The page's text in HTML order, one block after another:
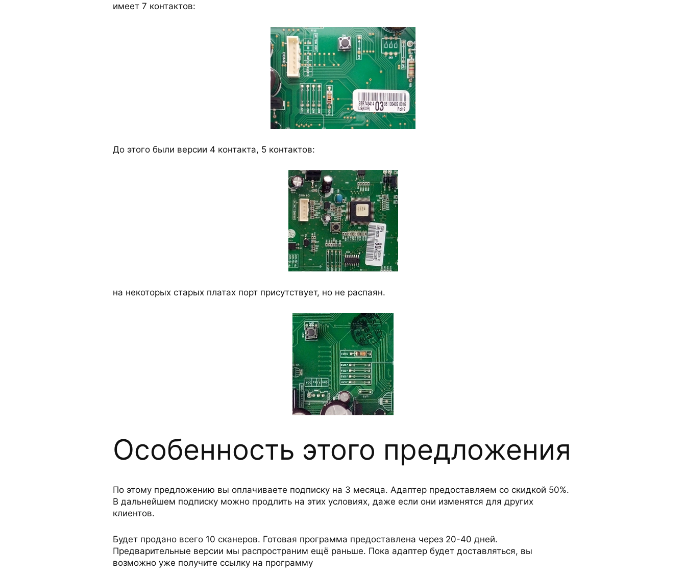
имеет 7 контактов:
До этого были версии 4 контакта, 5 контактов:
на некоторых старых платах порт присутствует, но не распаян.
Особенность этого предложения
По этому предложению вы оплачиваете подписку на 3 месяца. Адаптер предоставляем со скидкой 50%.
В дальнейшем подписку можно продлить на этих условиях, даже если они изменятся для других
клиентов.
Будет продано всего 10 сканеров. Готовая программа предоставлена через 20-40 дней.
Предварительные версии мы распространим ещё раньше. Пока адаптер будет доставляться, вы
возможно уже получите ссылку на программу